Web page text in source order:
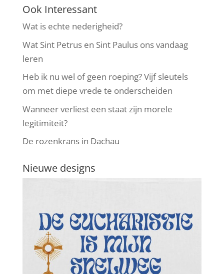
Ook Interessant
Wat is echte nederigheid?
Wat Sint Petrus en Sint Paulus ons vandaag
leren
Heb ik nu wel of geen roeping? Vijf sleutels
om met diepe vrede te onderscheiden
Wanneer verliest een staat zijn morele
legitimiteit?
De rozenkrans in Dachau
Nieuwe designs